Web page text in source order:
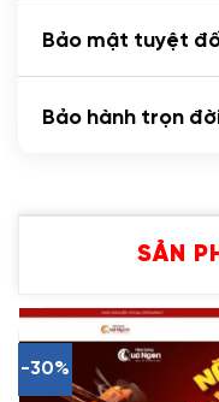
Bảo mật tuyệt
Bảo hành trọn
SẢN
-30%